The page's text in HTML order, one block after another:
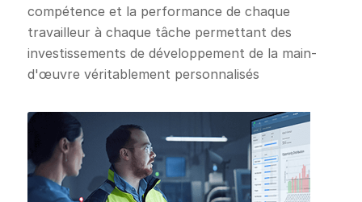
compétence et la performance de chaque
travailleur à chaque tâche permettant des
investissements de développement de la main-
d'œuvre véritablement personnalisés